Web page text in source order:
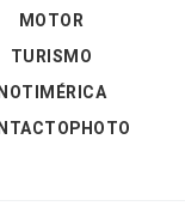
MOTOR
TURISMO